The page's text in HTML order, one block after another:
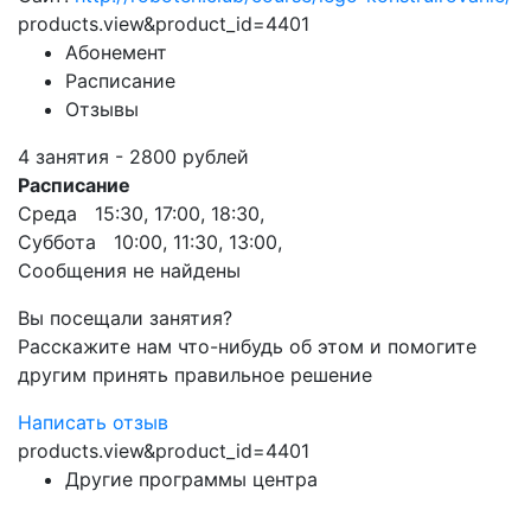
products.view&product_id=4401
Абонемент
Расписание
Отзывы
4 занятия - 2800 рублей
Расписание
Среда 15:30, 17:00, 18:30,
Суббота 10:00, 11:30, 13:00,
Сообщения не найдены
Вы посещали занятия?
Расскажите нам что-нибудь об этом и помогите
другим принять правильное решение
Написать отзыв
products.view&product_id=4401
Другие программы центра